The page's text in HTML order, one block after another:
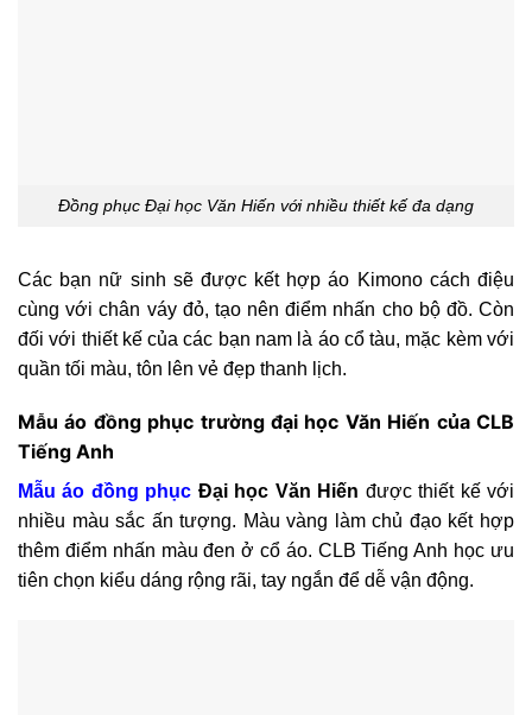
Đồng phục Đại học Văn Hiến với nhiều thiết kế đa dạng
Các bạn nữ sinh sẽ được kết hợp áo Kimono cách điệu
cùng với chân váy đỏ, tạo nên điểm nhấn cho bộ đồ. Còn
đối với thiết kế của các bạn nam là áo cổ tàu, mặc kèm với
quần tối màu, tôn lên vẻ đẹp thanh lịch.
Mẫu áo đồng phục trường đại học Văn Hiến của CLB
Tiếng Anh
Mẫu áo đồng phục Đại học Văn Hiến được thiết kế với
nhiều màu sắc ấn tượng. Màu vàng làm chủ đạo kết hợp
thêm điểm nhấn màu đen ở cổ áo. CLB Tiếng Anh học ưu
tiên chọn kiểu dáng rộng rãi, tay ngắn để dễ vận động.